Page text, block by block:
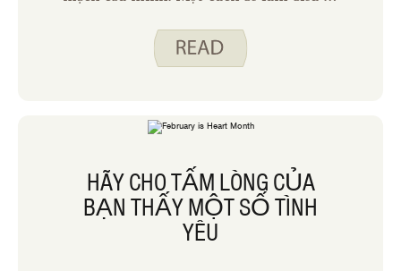
ăn. Ăn quá nhiều natri có thể góp phần
gây ra huyết áp cao và bệnh tim. Nhưng
để tìm kiếm sự cân bằng với natri chúng
HÃY CHO TẤM LÒNG CỦA
BẠN THẤY MỘT SỐ TÌNH
YÊU